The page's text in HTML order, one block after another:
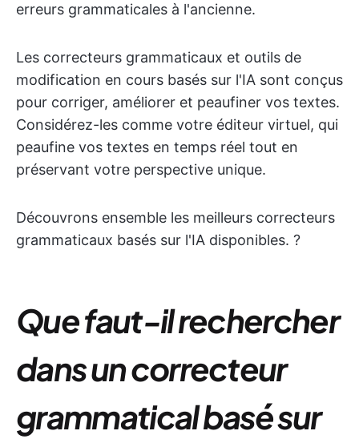
erreurs grammaticales à l'ancienne.
Les correcteurs grammaticaux et outils de
modification en cours basés sur l'IA sont conçus
pour corriger, améliorer et peaufiner vos textes.
Considérez-les comme votre éditeur virtuel, qui
peaufine vos textes en temps réel tout en
préservant votre perspective unique.
Découvrons ensemble les meilleurs correcteurs
grammaticaux basés sur l'IA disponibles. ?
Que faut-il rechercher
dans un correcteur
grammatical basé sur